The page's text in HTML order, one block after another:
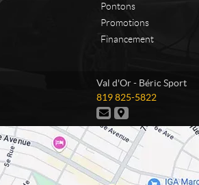
Pontons
Promotions
Financement
t
a
c
t
i
c
S
p
Val d'Or - Béric Sport
T
é
l
é
p
o
819 825-5822
N
o
u
s
o
I
t
i
n
é
r